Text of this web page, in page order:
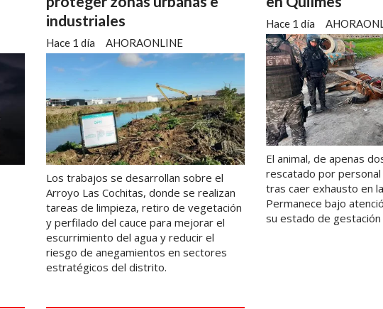
industriales
AHORAONLINE
Hace 1 día
Los trabajos se desarrollan sobre el
Arroyo Las Cochitas, donde se realizan
tareas de limpieza, retiro de vegetación
y perfilado del cauce para mejorar el
escurrimiento del agua y reducir el
riesgo de anegamientos en sectores
estratégicos del distrito.
Hace 1 día
El animal, de apenas
rescatado por personal
tras caer exhausto en
Permanece bajo
su estado de